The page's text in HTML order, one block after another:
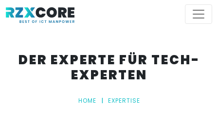
DER EXPERTE FÜR TECH-
EXPERTEN
HOME EXPERTISE